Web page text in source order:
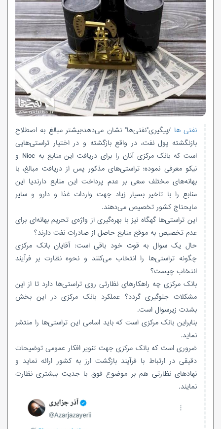
نفتی ها /پیگیری"نفتی‌ها" نشان می‌دهد؛بیشتر مبالغ به اصطلاح
بازنگشته پول نفت، در واقع بازگشته و در اختیار تراستی‌هایی
است که بانک مرکزی آنان را برای دریافت این منابع به Nioc و
نیکو معرفی نموده؛ تراستی‌های مذکور پس از دریافت مبالغ، با
بهانه‌های مختلف سعی بر عدم پرداخت این منابع دارندیا این
منابع را با تاخیر بسیار زیاد جهت واردات غذا و دارو و سایر
مایحتاج کشور تخصیص می‌دهند.
این تراستی‌ها گهگاه نیز با بهره‌گیری از واژه‌ی تحریم بهانه‌ای برای
عدم تخصیص به موقع منابع حاصل از صادرات نفت دارند؟
حال یک سوال به قوت خود باقی است: آقایان بانک مرکزی
چگونه تراستی‌ها را انتخاب می‌کنند و نحوه نظارت بر فرآیند
انتخاب چیست؟
بانک مرکزی چه راهکارهای نظارتی روی تراستی‌ها دارد تا از این
مشکلات جلوگیری گردد؟ عملکرد بانک مرکزی در این بخش
بشدت زیرسوال است.
بنابراین بانک مرکزی است که باید اسامی این تراستی‌ها را منتشر
نماید.
ضروری است که بانک مرکزی جهت تنویر افکار عمومی توضیحات
دقیقی در ارتباط با فرآیند بازگشت ارز به کشور ارائه نماید و
نهادهای نظارتی هم بر موضوع فوق با جدیت بیشتری نظارت
نمایند.